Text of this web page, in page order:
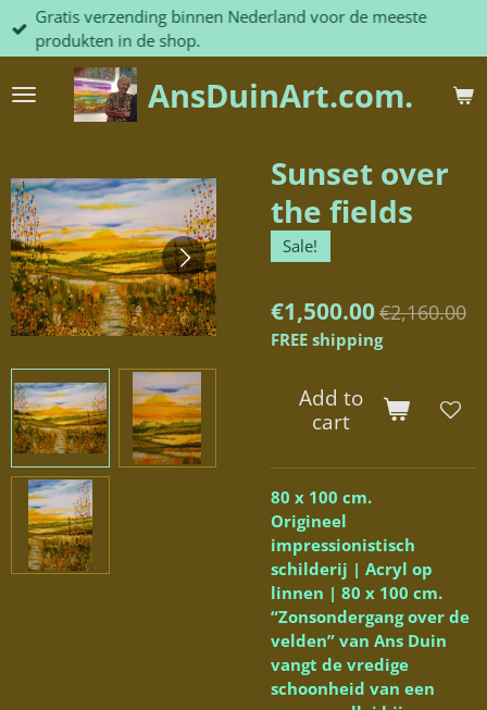
Skip
content
AnsDuinArt.com.
Gratis verzending binnen Nederland voor de meeste
produkten in de shop.
Sunset over
the fields
Sale!
€1,500.00€2,160.00
FREE shipping
Add to
cart
80 x 100 cm.
Origineel
impressionistisch
schilderij | Acryl op
linnen | 80 x 100 cm.
“Zonsondergang over de
velden” van Ans Duin
vangt de vredige
schoonheid van een